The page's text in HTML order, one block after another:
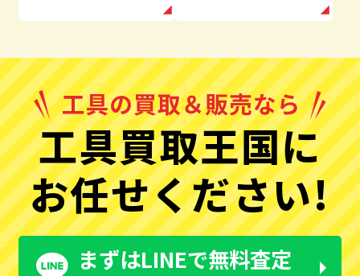
工具買取王国に
お任せください!
まずはLINEで無料査定